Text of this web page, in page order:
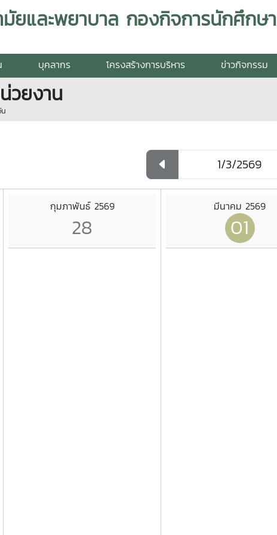
มัยและพยาบาล กองกิจการนักศึกษา
บุคลากร โครงสร้างการบริหาร ข่าวกิจกรรม
วยงาน
กุมภาพันธ์ 2569
28
มีนาคม 2569
01